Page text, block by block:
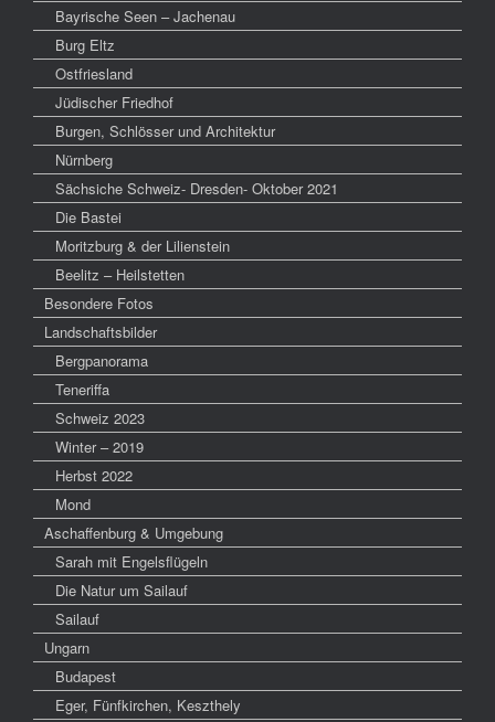
Bayrische Seen – Jachenau
Burg Eltz
Ostfriesland
Jüdischer Friedhof
Burgen, Schlösser und Architektur
Nürnberg
Sächsiche Schweiz- Dresden- Oktober 2021
Die Bastei
Moritzburg & der Lilienstein
Beelitz – Heilstetten
Besondere Fotos
Landschaftsbilder
Bergpanorama
Teneriffa
Schweiz 2023
Winter – 2019
Herbst 2022
Mond
Aschaffenburg & Umgebung
Sarah mit Engelsflügeln
Die Natur um Sailauf
Sailauf
Ungarn
Budapest
Eger, Fünfkirchen, Keszthely